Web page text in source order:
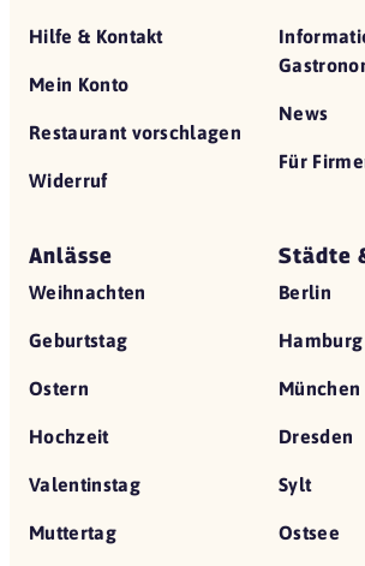
Hilfe & Kontakt
Mein Konto
Restaurant vorschlagen
Widerruf
News
Für
Anlässe
Weihnachten
Geburtstag
Ostern
Hochzeit
Valentinstag
Muttertag
Städte
Berlin
Hamburg
München
Dresden
Sylt
Ostsee